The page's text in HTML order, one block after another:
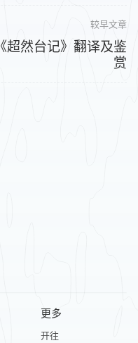
较早文章
《超然台记》翻译及鉴
赏
更多
开往